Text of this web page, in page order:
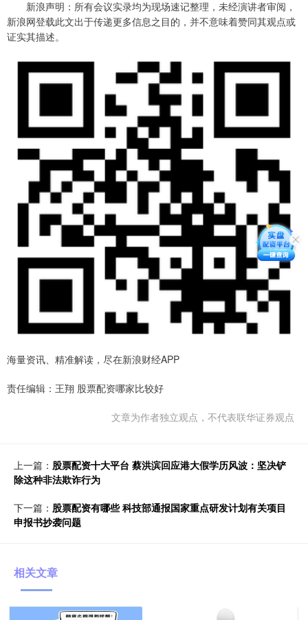
新浪声明：所有会议实录均为现场速记整理，未经演讲者审阅，
新浪网登载此文出于传递更多信息之目的，并不意味着赞同其观点或
证实其描述。
海量资讯、精准解读，尽在新浪财经APP
责任编辑：王翔 股票配资哪家比较好
文章为作者独立观点，不代表联华证券观点
上一篇： 股票配资十大平台 蔡洪滨回应港大假学历风波：坚决铲
除这种非法欺诈行为
下一篇： 股票配资有哪些 科技部通报国家重点研发计划有关项目
申报书抄袭问题
相关文章